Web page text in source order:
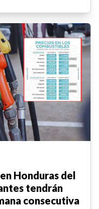
Honduras del
tendrán
consecutiva